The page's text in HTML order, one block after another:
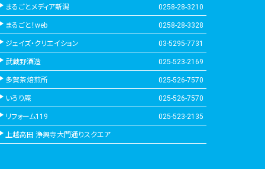
まるごとメディア新潟 0258-28-3210
まるごと！web 0258-28-3328
ジェイズ・クリエイション 03-5295-7731
武蔵野酒造 025-523-2169
多賀茶焙煎所 025-526-7570
いろり庵 025-526-7570
リフォーム119 025-523-2135
上越高田 浄興寺大門通りスクエア